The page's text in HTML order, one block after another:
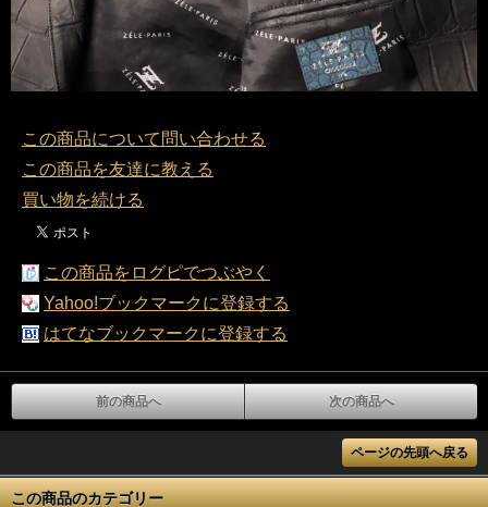
この商品について問い合わせる
この商品を友達に教える
買い物を続ける
この商品をログピでつぶやく
Yahoo!ブックマークに登録する
はてなブックマークに登録する
前の商品へ 次の商品へ
ページの先頭へ戻る
この商品のカテゴリー